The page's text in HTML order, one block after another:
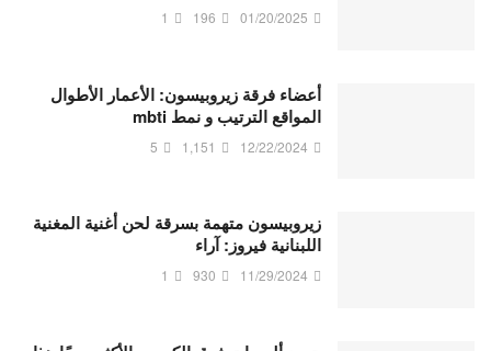
01/20/2025
196
1
أعضاء فرقة زيروبيسون: الأعمار الأطوال
المواقع الترتيب و نمط mbti
12/22/2024
1,151
5
زيروبيسون متهمة بسرقة لحن أغنية المغنية
اللبنانية فيروز: آراء
11/29/2024
930
1